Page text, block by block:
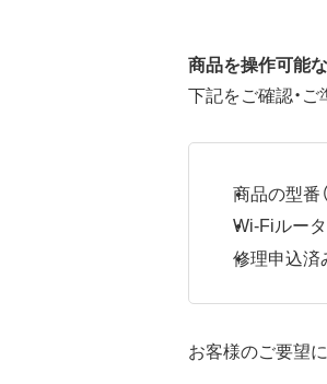
商品を操作可能
下記をご確認・
商品の型番
Wi-Fiルー
修理申込済
お客様のご要望